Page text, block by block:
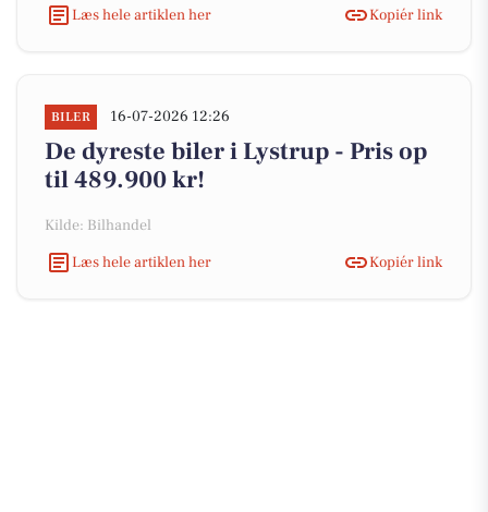
Læs hele artiklen her
Kopiér link
BILER 16-07-2026 12:26
De dyreste biler i Lystrup - Pris op
til 489.900 kr!
Kilde: Bilhandel
Læs hele artiklen her
Kopiér link